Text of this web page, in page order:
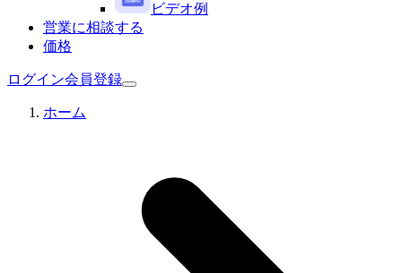
ビデオ例
営業に相談する
価格
ログイン会員登録
ホーム